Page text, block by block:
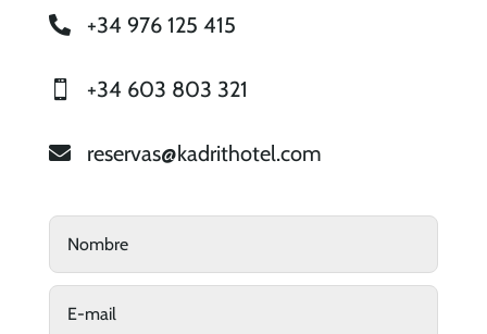
 +34 976 125 415
 +34 603 803 321
 reservas@kadrithotel.com